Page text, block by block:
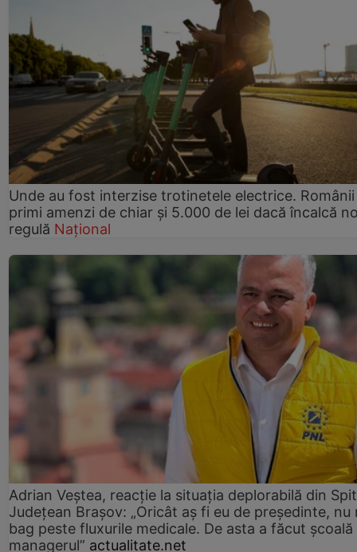
Unde au fost interzise trotinetele electrice.
primi amenzi de chiar și 5.000 de lei dacă încalcă
regulă Național
Adrian Veștea, reacție la situația deplorabilă din
Județean Brașov: „Oricât aș fi eu de președinte, nu
bag peste fluxurile medicale. De asta a făcut școală
managerul” actualitate.net